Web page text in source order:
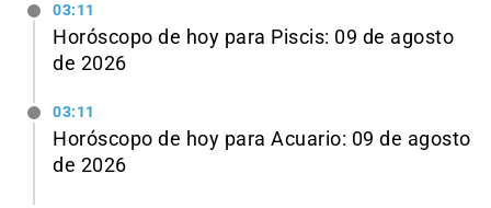
03:11
Horóscopo de hoy para Piscis: 09 de agosto
de 2026
03:11
Horóscopo de hoy para Acuario: 09 de agosto
de 2026